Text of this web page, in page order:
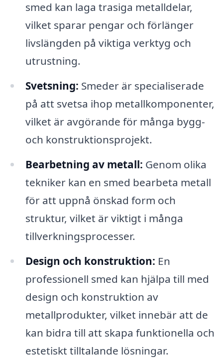
smed kan laga trasiga metalldelar,
vilket sparar pengar och förlänger
livslängden på viktiga verktyg och
utrustning.
Svetsning: Smeder är specialiserade
på att svetsa ihop metallkomponenter,
vilket är avgörande för många bygg-
och konstruktionsprojekt.
Bearbetning av metall: Genom olika
tekniker kan en smed bearbeta metall
för att uppnå önskad form och
struktur, vilket är viktigt i många
tillverkningsprocesser.
Design och konstruktion: En
professionell smed kan hjälpa till med
design och konstruktion av
metallprodukter, vilket innebär att de
kan bidra till att skapa funktionella och
estetiskt tilltalande lösningar.